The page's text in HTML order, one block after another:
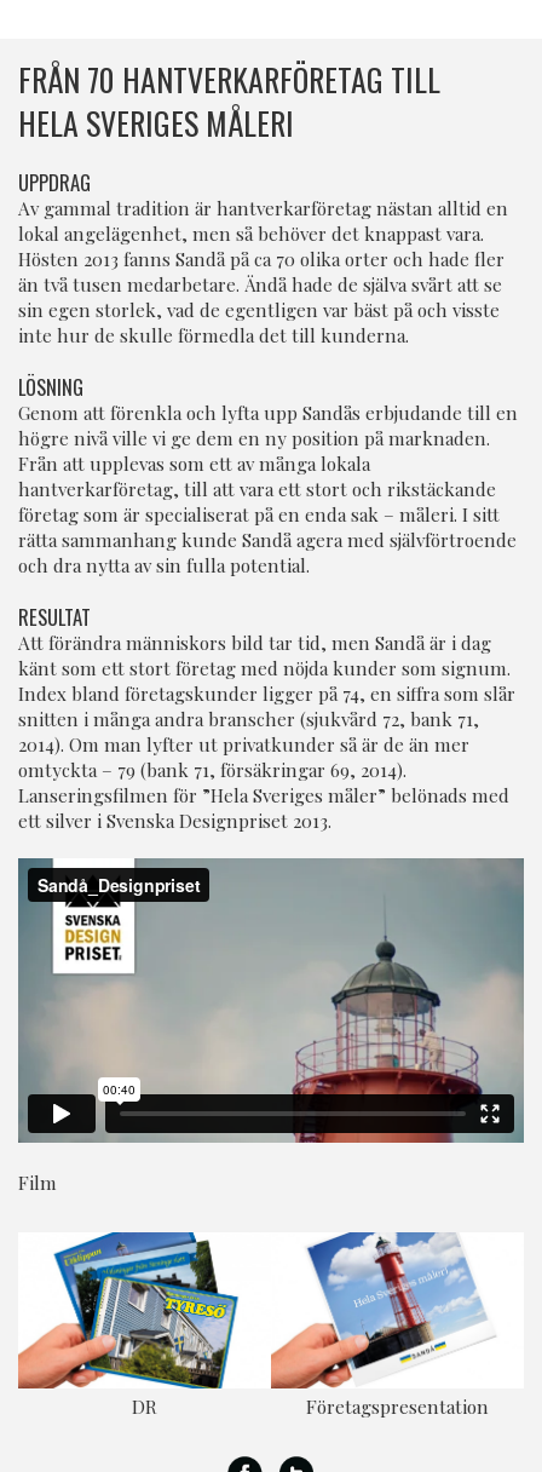
FRÅN 70 HANTVERKARFÖRETAG TILL
HELA SVERIGES MÅLERI
UPPDRAG
Av gammal tradition är hantverkarföretag nästan alltid en
lokal angelägenhet, men så behöver det knappast vara.
Hösten 2013 fanns Sandå på ca 70 olika orter och hade fler
än två tusen medarbetare. Ändå hade de själva svårt att se
sin egen storlek, vad de egentligen var bäst på och visste
inte hur de skulle förmedla det till kunderna.
LÖSNING
Genom att förenkla och lyfta upp Sandås erbjudande till en
högre nivå ville vi ge dem en ny position på marknaden.
Från att upplevas som ett av många lokala
hantverkarföretag, till att vara ett stort och rikstäckande
företag som är specialiserat på en enda sak – måleri. I sitt
rätta sammanhang kunde Sandå agera med självförtroende
och dra nytta av sin fulla potential.
RESULTAT
Att förändra människors bild tar tid, men Sandå är i dag
känt som ett stort företag med nöjda kunder som signum.
Index bland företagskunder ligger på 74, en siffra som slår
snitten i många andra branscher (sjukvård 72, bank 71,
2014). Om man lyfter ut privatkunder så är de än mer
omtyckta – 79 (bank 71, försäkringar 69, 2014).
Lanseringsfilmen för ”Hela Sveriges måler” belönads med
ett silver i Svenska Designpriset 2013.
Film
DR Företagspresentation